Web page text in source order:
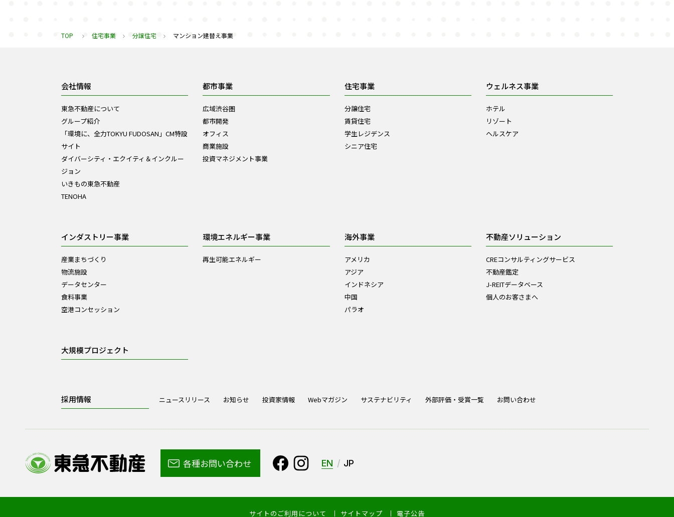
TOP 住宅事業 分譲住宅 マンション建替え事業
会社情報
東急不動産について
グループ紹介
「環境に、全力TOKYU FUDOSAN」CM特設
サイト
ダイバーシティ・エクイティ＆インクルー
ジョン
いきもの東急不動産
TENOHA
都市事業
広域渋谷圏
都市開発
オフィス
商業施設
投資マネジメント事業
住宅事業
分譲住宅
賃貸住宅
学生レジデンス
シニア住宅
ウェルネス事業
ホテル
リゾート
ヘルスケア
インダストリー事業
産業まちづくり
物流施設
データセンター
食料事業
空港コンセッション
環境エネルギー事業
再生可能エネルギー
海外事業
アメリカ
アジア
インドネシア
中国
パラオ
不動産ソリューション
CREコンサルティングサービス
不動産鑑定
J-REITデータベース
個人のお客さまへ
大規模プロジェクト
採用情報 ニュースリリース お知らせ 投資家情報 Webマガジン サステナビリティ 外部評価・受賞一覧 お問い合わせ
各種お問い合わせ EN JP
サイトのご利用について サイトマップ 電子公告